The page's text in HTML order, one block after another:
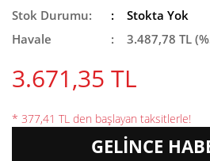
Stok Durumu:
Stokta Yok
Havale
3.487,78 TL
3.671,35 TL
* 377,41 TL den başlayan taksitlerle!
GELİNCE